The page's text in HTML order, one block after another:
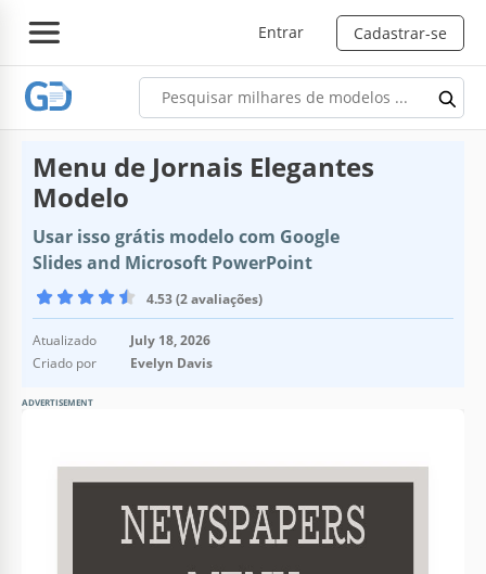
Entrar Cadastrar-se
Menu de Jornais Elegantes
Modelo
Usar isso grátis modelo com Google
Slides and Microsoft PowerPoint
4.53 (2 avaliações)
Atualizado
July 18, 2026
Criado por
Evelyn Davis
ADVERTISEMENT
March 1, 2023